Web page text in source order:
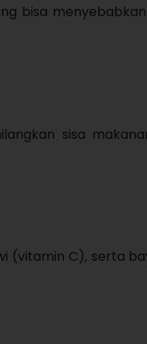
bisa
sisa
(vitamin C), serta